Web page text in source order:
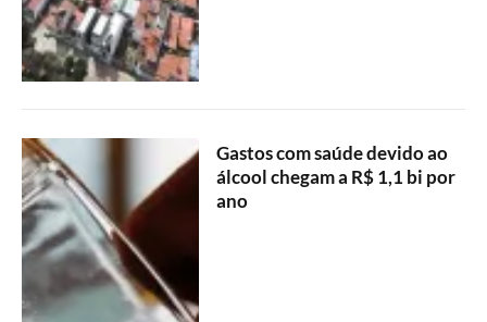
Gastos com saúde devido ao
álcool chegam a R$ 1,1 bi por
ano